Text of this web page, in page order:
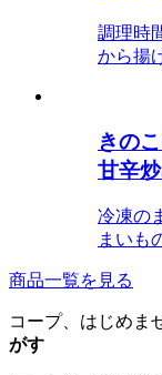
調理時
から揚
きの
甘辛
冷凍の
まいも
商品一覧を見る
コープ、はじめま
がす